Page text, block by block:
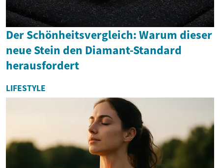
Der Schönheitsvergleich: Warum dieser
neue Stein den Diamant-Standard
herausfordert
LIFESTYLE